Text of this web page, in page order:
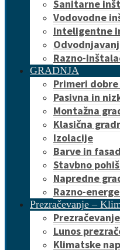
Sanitarne
Vodovodne
Inteligentne
Razno-
GRADNJA
Primeri
Pasivna in
Montažna
Klasična
Izolacije
Barve in
Stavbno
Napredne
Razno-
Prezračevanje –
Prezračevanje
Lunos
Klimatske